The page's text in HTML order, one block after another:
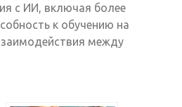
с ИИ, включая более
к обучению на
между